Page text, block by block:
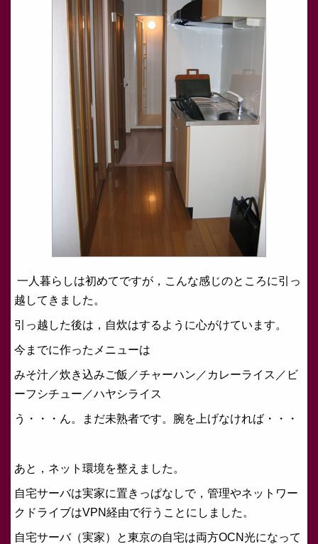
一人暮らしは初めてですが，こんな感じのところに引っ
越してきました。
引っ越した後は，自炊はするように心がけています。
今までに作ったメニューは
みそ汁／炊き込みご飯／チャーハン／カレーライス／ビ
ーフシチュー／ハヤシライス
う・・・ん。まだ未熟者です。腕を上げなければ・・・
あと，ネット環境を整えました。
自宅サーバは実家に置きっぱなしで，管理やネットワー
クドライブはVPN経由で行うことにしました。
自宅サーバ（実家）と東京の自宅は両方OCN光になって